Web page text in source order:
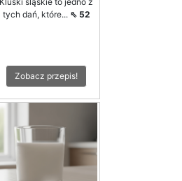
tych dań, które... ⇖ 52
Zobacz przepis!